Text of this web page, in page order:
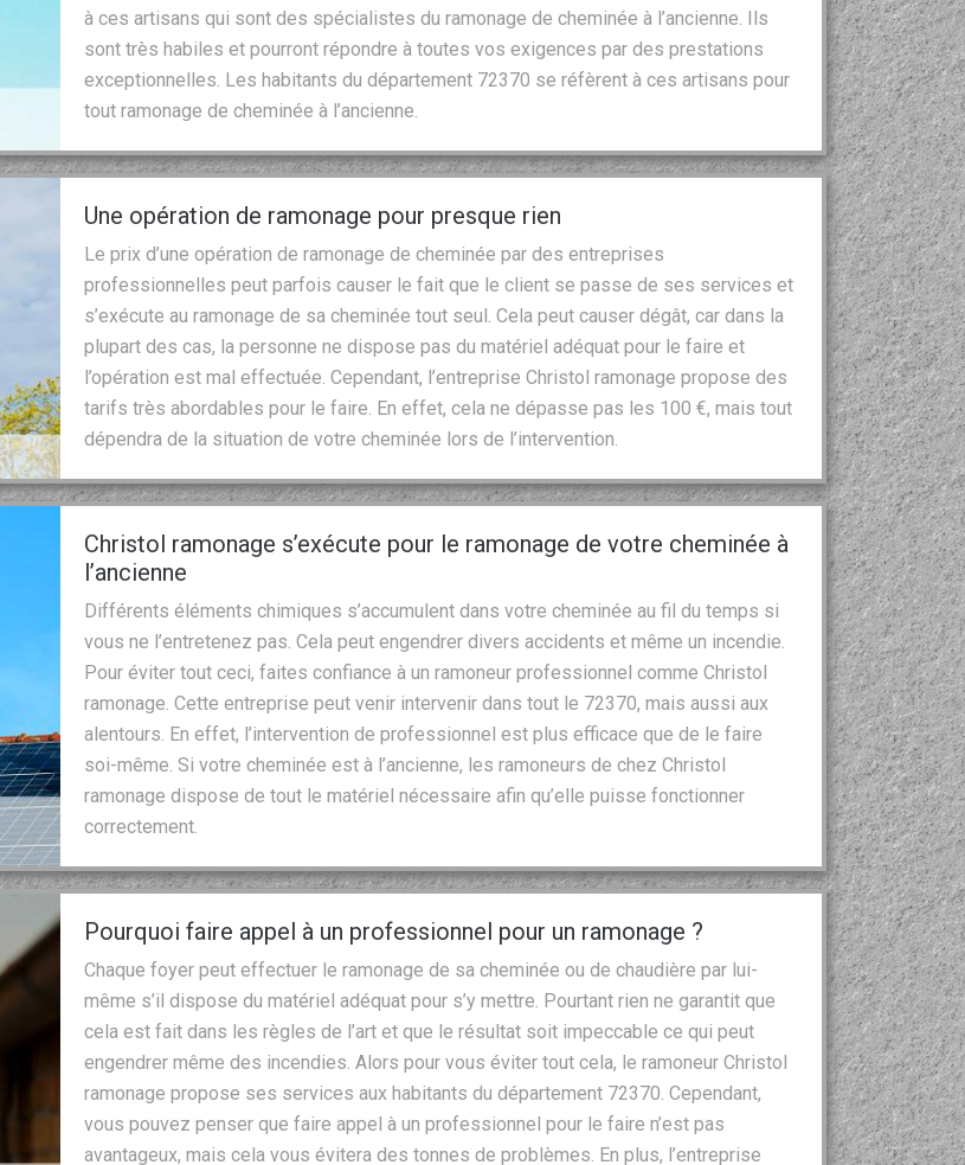
à ces artisans qui sont des spécialistes du ramonage de cheminée à l’ancienne. Ils
sont très habiles et pourront répondre à toutes vos exigences par des prestations
exceptionnelles. Les habitants du département 72370 se réfèrent à ces artisans pour
tout ramonage de cheminée à l’ancienne.
Une opération de ramonage pour presque rien
Le prix d’une opération de ramonage de cheminée par des entreprises
professionnelles peut parfois causer le fait que le client se passe de ses services et
s’exécute au ramonage de sa cheminée tout seul. Cela peut causer dégât, car dans la
plupart des cas, la personne ne dispose pas du matériel adéquat pour le faire et
l’opération est mal effectuée. Cependant, l’entreprise Christol ramonage propose des
tarifs très abordables pour le faire. En effet, cela ne dépasse pas les 100 €, mais tout
dépendra de la situation de votre cheminée lors de l’intervention.
Christol ramonage s’exécute pour le ramonage de votre cheminée à
l’ancienne
Différents éléments chimiques s’accumulent dans votre cheminée au fil du temps si
vous ne l’entretenez pas. Cela peut engendrer divers accidents et même un incendie.
Pour éviter tout ceci, faites confiance à un ramoneur professionnel comme Christol
ramonage. Cette entreprise peut venir intervenir dans tout le 72370, mais aussi aux
alentours. En effet, l’intervention de professionnel est plus efficace que de le faire
soi-même. Si votre cheminée est à l’ancienne, les ramoneurs de chez Christol
ramonage dispose de tout le matériel nécessaire afin qu’elle puisse fonctionner
correctement.
Pourquoi faire appel à un professionnel pour un ramonage ?
Chaque foyer peut effectuer le ramonage de sa cheminée ou de chaudière par lui-
même s’il dispose du matériel adéquat pour s’y mettre. Pourtant rien ne garantit que
cela est fait dans les règles de l’art et que le résultat soit impeccable ce qui peut
engendrer même des incendies. Alors pour vous éviter tout cela, le ramoneur Christol
ramonage propose ses services aux habitants du département 72370. Cependant,
vous pouvez penser que faire appel à un professionnel pour le faire n’est pas
avantageux, mais cela vous évitera des tonnes de problèmes. En plus, l’entreprise